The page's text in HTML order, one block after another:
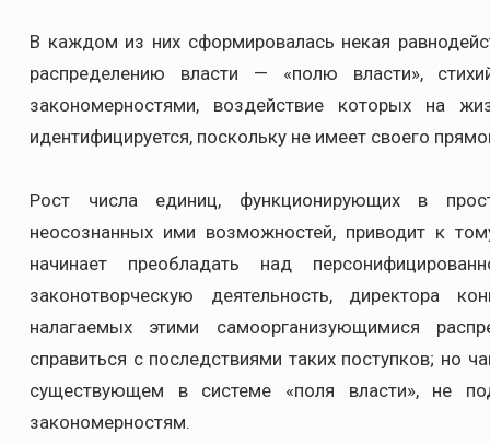
В каждом из них сформировалась некая
распределению власти — «полю власти»,
закономерностями, воздействие которых на
идентифицируется, поскольку не имеет своего
Рост числа единиц, функционирующих в
неосознанных ими возможностей, приводит к
начинает преобладать над
законотворческую деятельность, директора
налагаемых этими самоорганизующимися
справиться с последствиями таких поступков; но
существующем в системе «поля власти», не
закономерностям.